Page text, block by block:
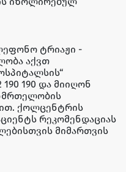
ტრიაჟი -
აქვთ
190 და მიიღონ
ქოლცენტრის
რეკომენდაციას
მიმართვის